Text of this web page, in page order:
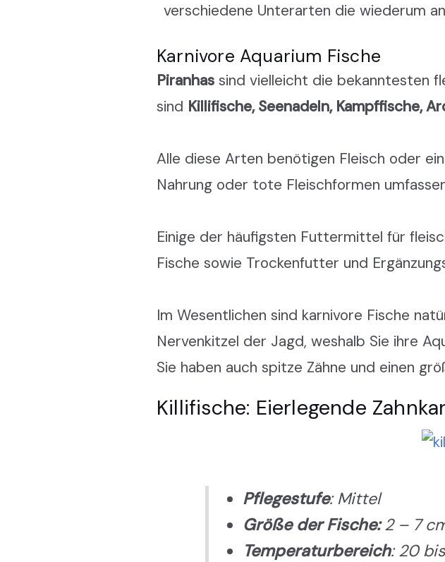
verschiedene Unterarten die wiederum
Karnivore Aquarium Fische
Piranhas sind vielleicht die bekanntesten
sind Killifische, Seenadeln, Kampffische,
Alle diese Arten benötigen Fleisch oder
Nahrung oder tote Fleischformen
Einige der häufigsten Futtermittel für
Fische sowie Trockenfutter und
Im Wesentlichen sind karnivore Fische
Nervenkitzel der Jagd, weshalb Sie ihre
Sie haben auch spitze Zähne und einen
Killifische: Eierlegende
Pflegestufe: Mittel
Größe der Fische:2 – 7
Temperaturbereich: 20